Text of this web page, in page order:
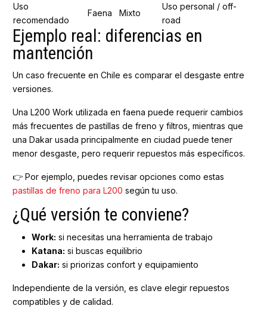
Uso
recomendado
Faena Mixto
Uso personal / off-
road
Ejemplo real: diferencias en
mantención
Un caso frecuente en Chile es comparar el desgaste entre
versiones.
Una L200 Work utilizada en faena puede requerir cambios
más frecuentes de pastillas de freno y filtros, mientras que
una Dakar usada principalmente en ciudad puede tener
menor desgaste, pero requerir repuestos más específicos.
👉 Por ejemplo, puedes revisar opciones como estas
pastillas de freno para L200 según tu uso.
¿Qué versión te conviene?
Work: si necesitas una herramienta de trabajo
Katana: si buscas equilibrio
Dakar: si priorizas confort y equipamiento
Independiente de la versión, es clave elegir repuestos
compatibles y de calidad.